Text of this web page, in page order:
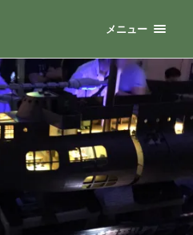
メニュー